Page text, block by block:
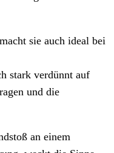
sie auch ideal bei
stark verdünnt auf
und die
an einem